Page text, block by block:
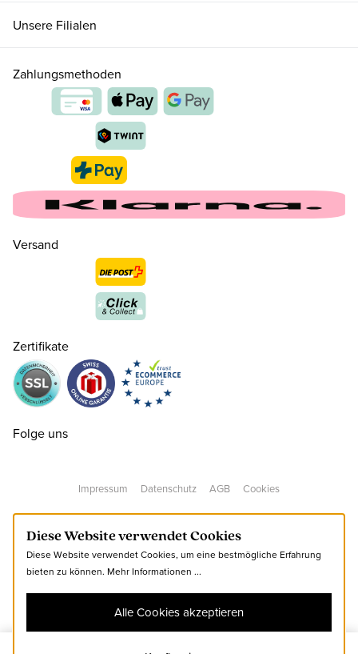
CHF 130.00
40 CHF 130.00
CHF 130.00
43 CHF 130.00
44 CHF 130.00
nur noch wenige verfügbar
Unsere Filialen
Zahlungsmethoden
Versand
Zertifikate
Folge uns
Impressum Datenschutz AGB Cookies
Diese Website verwendet Cookies
Diese Website verwendet Cookies, um eine bestmögliche Erfahrung
bieten zu können. Mehr Informationen ...
Alle Cookies akzeptieren